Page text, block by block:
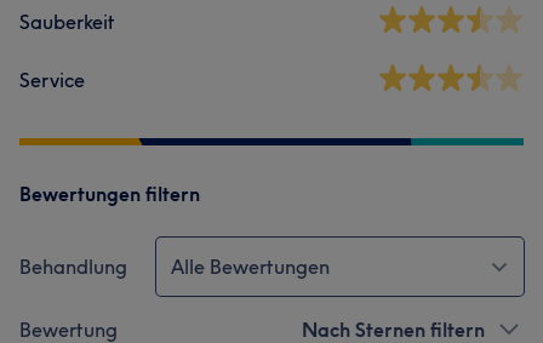
Sauberkeit
Service
Bewertungen filtern
Behandlung Alle Bewertungen
Bewertung Nach Sternen filtern